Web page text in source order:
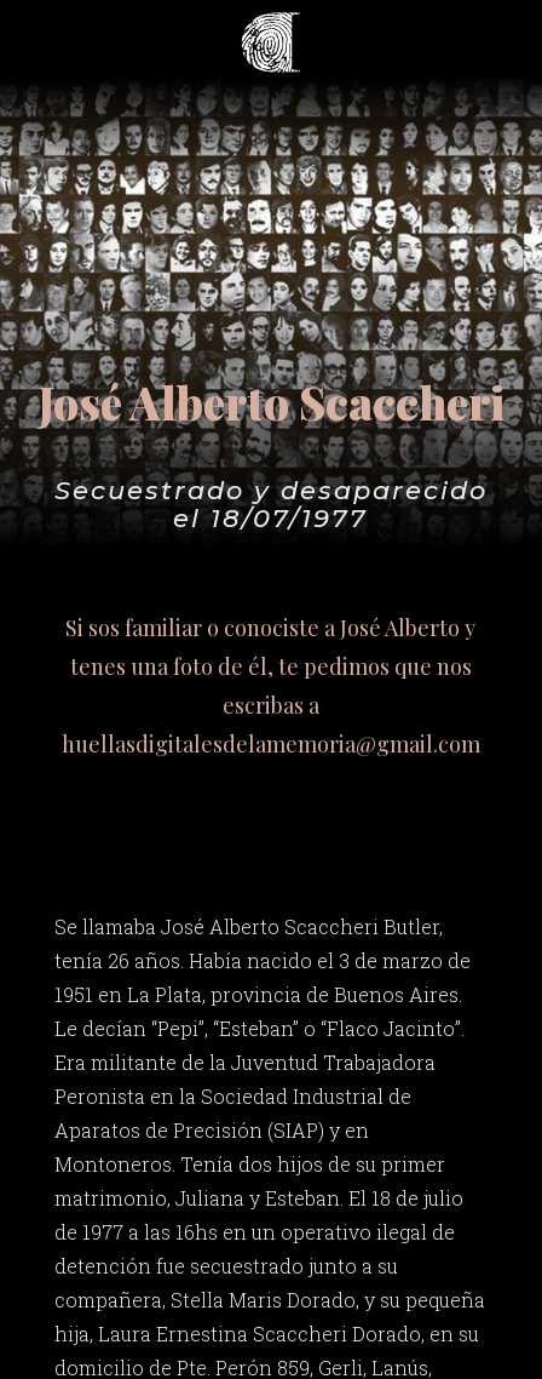
José Alberto Scaccheri
Secuestrado y desaparecido
el 18/07/1977
Si sos familiar o conociste a José Alberto y
tenes una foto de él, te pedimos que nos
escribas a
huellasdigitalesdelamemoria@gmail.com
Se llamaba José Alberto Scaccheri Butler,
tenía 26 años. Había nacido el 3 de marzo de
1951 en La Plata, provincia de Buenos Aires.
Le decían “Pepi”, “Esteban” o “Flaco Jacinto”.
Era militante de la Juventud Trabajadora
Peronista en la Sociedad Industrial de
Aparatos de Precisión (SIAP) y en
Montoneros. Tenía dos hijos de su primer
matrimonio, Juliana y Esteban. El 18 de julio
de 1977 a las 16hs en un operativo ilegal de
detención fue secuestrado junto a su
compañera, Stella Maris Dorado, y su pequeña
hija, Laura Ernestina Scaccheri Dorado, en su
domicilio de Pte. Perón 859, Gerli, Lanús,